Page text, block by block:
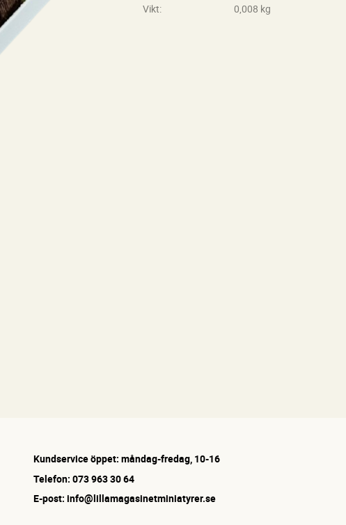
Vikt
0,008 kg
Kundservice öppet: måndag-fredag, 10-16
Telefon: 073 963 30 64
E-post: info@lillamagasinetminiatyrer.se